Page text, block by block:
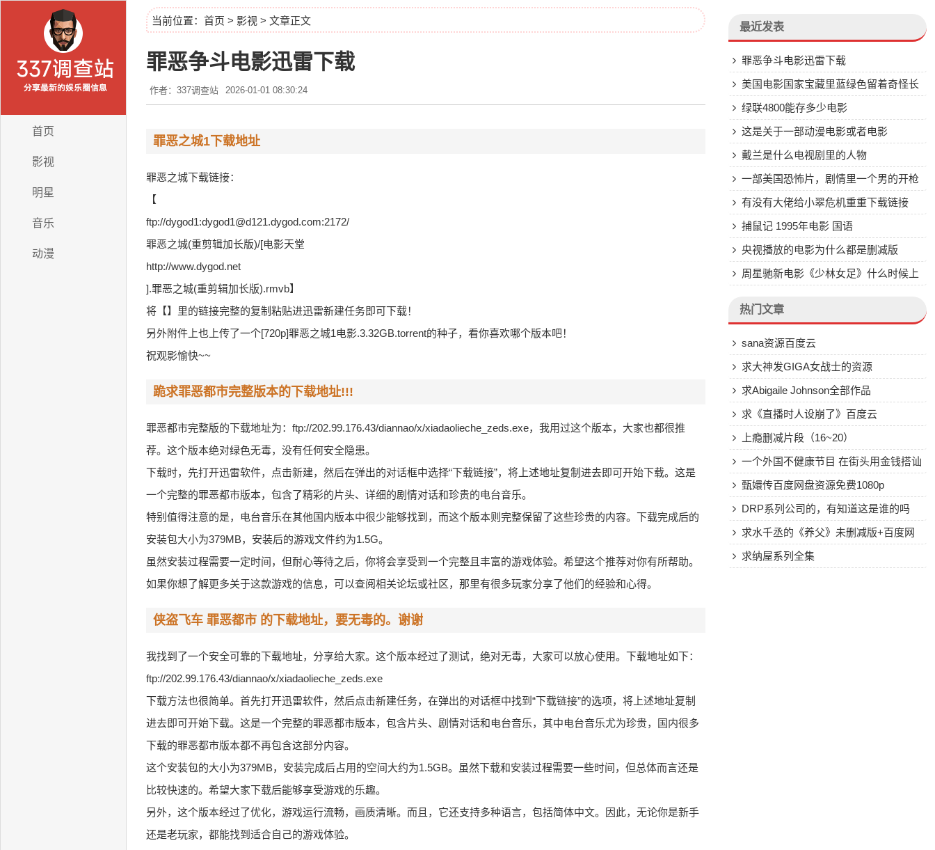
首页
影视
明星
音乐
动漫
当前位置： 首页 > 影视 > 文章正文
罪恶争斗电影迅雷下载
作者：337调查站 2026-01-01 08:30:24
罪恶之城1下载地址
罪恶之城下载链接：
【
ftp://dygod1:dygod1@d121.dygod.com:2172/
罪恶之城(重剪辑加长版)/[电影天堂
http://www.dygod.net
].罪恶之城(重剪辑加长版).rmvb】
将【】里的链接完整的复制粘贴进迅雷新建任务即可下载！
另外附件上也上传了一个[720p]罪恶之城1电影.3.32GB.torrent的种子，看你喜欢哪个版本吧！
祝观影愉快~~
跪求罪恶都市完整版本的下载地址!!!
罪恶都市完整版的下载地址为：ftp://202.99.176.43/diannao/x/xiadaolieche_zeds.exe，我用过这个版本，大家也都很推
荐。这个版本绝对绿色无毒，没有任何安全隐患。
下载时，先打开迅雷软件，点击新建，然后在弹出的对话框中选择“下载链接”，将上述地址复制进去即可开始下载。这是
一个完整的罪恶都市版本，包含了精彩的片头、详细的剧情对话和珍贵的电台音乐。
特别值得注意的是，电台音乐在其他国内版本中很少能够找到，而这个版本则完整保留了这些珍贵的内容。下载完成后的
安装包大小为379MB，安装后的游戏文件约为1.5G。
虽然安装过程需要一定时间，但耐心等待之后，你将会享受到一个完整且丰富的游戏体验。希望这个推荐对你有所帮助。
如果你想了解更多关于这款游戏的信息，可以查阅相关论坛或社区，那里有很多玩家分享了他们的经验和心得。
侠盗飞车 罪恶都市 的下载地址，要无毒的。谢谢
我找到了一个安全可靠的下载地址，分享给大家。这个版本经过了测试，绝对无毒，大家可以放心使用。下载地址如下：
ftp://202.99.176.43/diannao/x/xiadaolieche_zeds.exe
下载方法也很简单。首先打开迅雷软件，然后点击新建任务，在弹出的对话框中找到“下载链接”的选项，将上述地址复制
进去即可开始下载。这是一个完整的罪恶都市版本，包含片头、剧情对话和电台音乐，其中电台音乐尤为珍贵，国内很多
下载的罪恶都市版本都不再包含这部分内容。
这个安装包的大小为379MB，安装完成后占用的空间大约为1.5GB。虽然下载和安装过程需要一些时间，但总体而言还是
比较快速的。希望大家下载后能够享受游戏的乐趣。
另外，这个版本经过了优化，游戏运行流畅，画质清晰。而且，它还支持多种语言，包括简体中文。因此，无论你是新手
还是老玩家，都能找到适合自己的游戏体验。
最近发表
罪恶争斗电影迅雷下载
美国电影国家宝藏里蓝绿色留着奇怪长
胡须的雕像是什么
绿联4800能存多少电影
这是关于一部动漫电影或者电影
戴兰是什么电视剧里的人物
一部美国恐怖片，剧情里一个男的开枪
打死一个像基督教还是邪教的一个男的手
里玩火球什么的
有没有大佬给小翠危机重重下载链接
捕鼠记 1995年电影 国语
央视播放的电影为什么都是删减版
周星驰新电影《少林女足》什么时候上
热门文章
sana资源百度云
求大神发GIGA女战士的资源
求Abigaile Johnson全部作品
求《直播时人设崩了》百度云
上瘾删减片段（16~20）
一个外国不健康节目 在街头用金钱搭讪
美女甄嬛传百度网盘资源免费1080p
DRP系列公司的，有知道这是谁的吗
求水千丞的《养父》未删减版+百度网
盘！！
求纳屋系列全集